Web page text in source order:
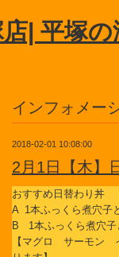
| 平塚
インフォメー
2018-02-01 10:08:00
2月1日【木】
おすすめ日替わり丼
A 1本ふっくら煮穴子
B 1本ふっくら煮穴子
【マグロ サーモン